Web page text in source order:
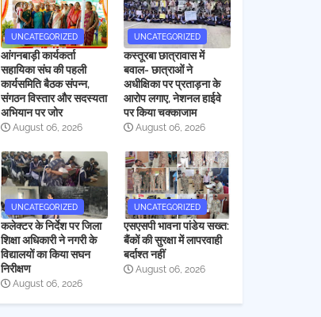
UNCATEGORIZED
आंगनबाड़ी कार्यकर्ता
सहायिका संघ की पहली
कार्यसमिति बैठक संपन्न,
संगठन विस्तार और सदस्यता
अभियान पर जोर
August 06, 2026
UNCATEGORIZED
कस्तूरबा छात्रावास में
बवाल- छात्राओं ने
अधीक्षिका पर प्रताड़ना के
आरोप लगाए, नेशनल हाईवे
पर किया चक्काजाम
August 06, 2026
UNCATEGORIZED
कलेक्टर के निर्देश पर जिला
शिक्षा अधिकारी ने नगरी के
विद्यालयों का किया सघन
निरीक्षण
August 06, 2026
UNCATEGORIZED
एसएसपी भावना पांडेय सख्त:
बैंकों की सुरक्षा में लापरवाही
बर्दाश्त नहीं
August 06, 2026